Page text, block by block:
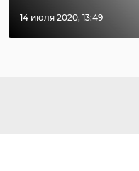
14 июля 2020, 13:49